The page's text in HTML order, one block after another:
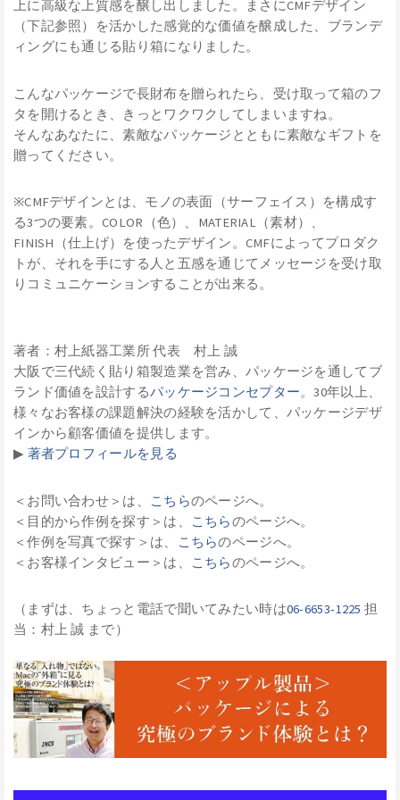
上に高級な上質感を醸し出しました。まさにCMFデザイン
（下記参照）を活かした感覚的な価値を醸成した、ブランデ
ィングにも通じる貼り箱になりました。
こんなパッケージで長財布を贈られたら、受け取って箱のフ
タを開けるとき、きっとワクワクしてしまいますね。
そんなあなたに、素敵なパッケージとともに素敵なギフトを
贈ってください。
※CMFデザインとは、モノの表面（サーフェイス）を構成す
る3つの要素。COLOR（色）、MATERIAL（素材）、
FINISH（仕上げ）を使ったデザイン。CMFによってプロダク
トが、それを手にする人と五感を通じてメッセージを受け取
りコミュニケーションすることが出来る。
著者：村上紙器工業所 代表 村上 誠
大阪で三代続く貼り箱製造業を営み、パッケージを通してブ
ランド価値を設計するパッケージコンセプター。30年以上、
様々なお客様の課題解決の経験を活かして、パッケージデザ
インから顧客価値を提供します。
▶︎ 著者プロフィールを見る
＜お問い合わせ＞は、 こちらのページへ。
＜目的から作例を探す＞は、
こちらのページへ。
＜作例を写真で探す＞は、
こちらのページへ。
＜お客様インタビュー＞は、
こちらのページへ。
（まずは、ちょっと電話で聞いてみたい時は06-6653-1225 担
当：村上 誠 まで）